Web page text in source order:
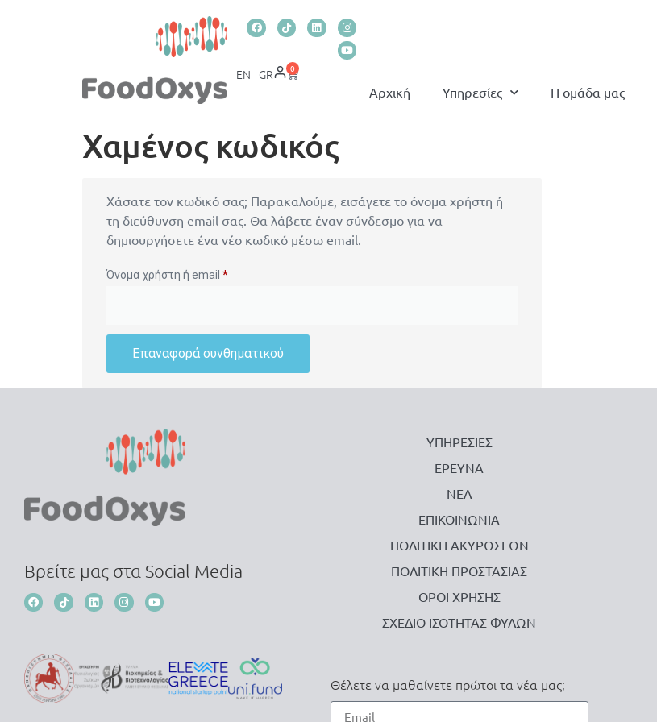
EN GR 0
Αρχική Υπηρεσίες Η ομάδα μας
Χαμένος κωδικός
Χάσατε τον κωδικό σας; Παρακαλούμε, εισάγετε το όνομα χρήστη ή
τη διεύθυνση email σας. Θα λάβετε έναν σύνδεσμο για να
δημιουργήσετε ένα νέο κωδικό μέσω email.
Όνομα χρήστη ή email *
Επαναφορά συνθηματικού
Βρείτε μας στα Social Media
ΥΠΗΡΕΣΙΕΣ
ΕΡΕΥΝΑ
ΝΕΑ
ΕΠΙΚΟΙΝΩΝΙΑ
ΠΟΛΙΤΙΚΗ ΑΚΥΡΩΣΕΩΝ
ΠΟΛΙΤΙΚΗ ΠΡΟΣΤΑΣΙΑΣ
ΟΡΟΙ ΧΡΗΣΗΣ
ΣΧΕΔΙΟ ΙΣΟΤΗΤΑΣ ΦΥΛΩΝ
Θέλετε να μαθαίνετε πρώτοι τα νέα μας;